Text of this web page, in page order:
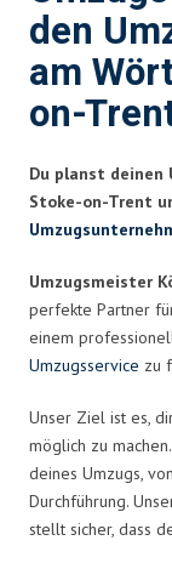
den
am
on-
Du planst deinen
Stoke-on-Trent
Umzugsmeister
perfekte Partner
einem
Umzugsservice zu
Unser Ziel ist es,
möglich zu
deines Umzugs,
Durchführung.
stellt sicher, dass